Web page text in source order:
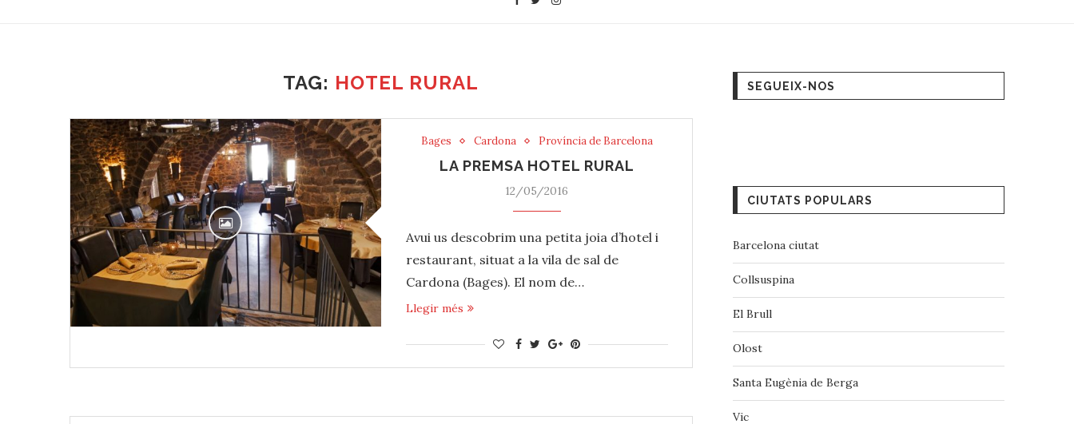
TAG: HOTEL RURAL
Bages Cardona Província de Barcelona
LA PREMSA HOTEL RURAL
12/05/2016
Avui us descobrim una petita joia d’hotel i
restaurant, situat a la vila de sal de
Cardona (Bages). El nom de…
Llegir més
SEGUEIX-NOS
CIUTATS POPULARS
Barcelona ciutat
Collsuspina
El Brull
Olost
Santa Eugènia de Berga
Vic